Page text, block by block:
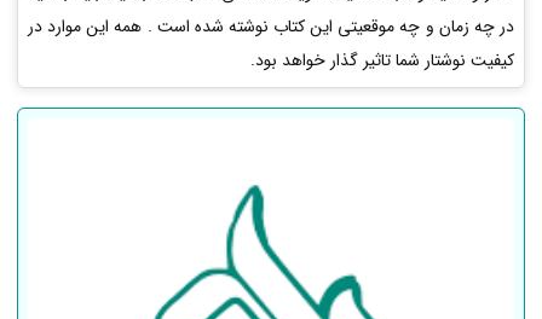
در چه زمان و چه موقعیتی این کتاب نوشته شده است . همه این موارد در
کیفیت نوشتار شما تاثیر گذار خواهد بود.